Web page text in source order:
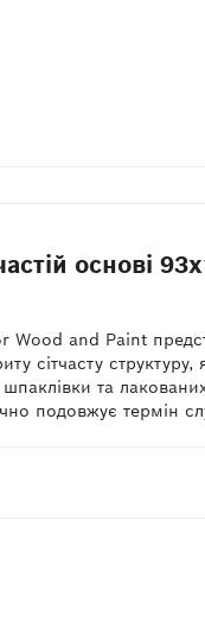
основі
Wood and Paint
сітчасту
та
подовжує термін